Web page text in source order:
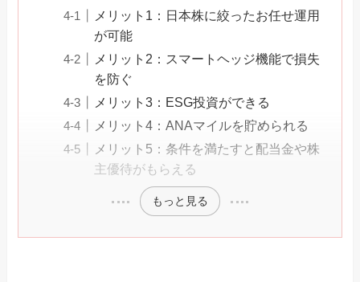
メリット1：日本株に絞ったお任せ運用
が可能
メリット2：スマートヘッジ機能で損失
を防ぐ
メリット3：ESG投資ができる
メリット4：ANAマイルを貯められる
メリット5：条件を満たすと配当金や株
主優待がもらえる
もっと見る